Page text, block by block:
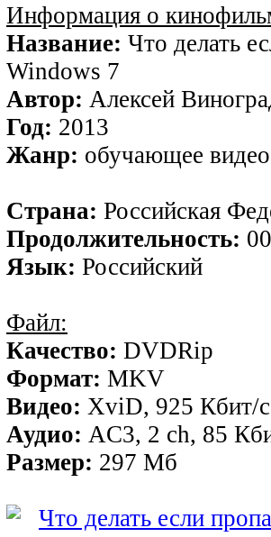
Информация о
Название: Что делать
Windows 7
Автор: Алексей
Год: 2013
Жанр: обучающее видео
Страна: Российская
Продолжительность:
Язык: Российский
Файл:
Качество: DVDRip
Формат: MKV
Видео: XviD, 925 Кбит/
Аудио: AC3, 2 ch, 85
Размер: 297 Мб